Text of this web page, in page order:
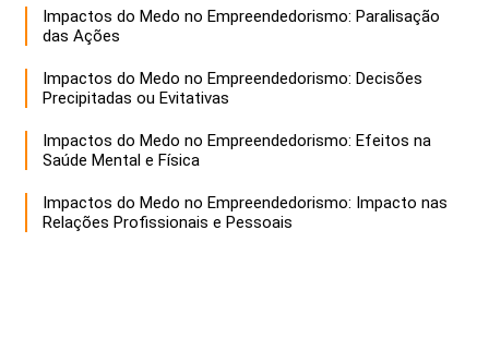
Impactos do Medo no Empreendedorismo: Paralisação
das Ações
Impactos do Medo no Empreendedorismo: Decisões
Precipitadas ou Evitativas
Impactos do Medo no Empreendedorismo: Efeitos na
Saúde Mental e Física
Impactos do Medo no Empreendedorismo: Impacto nas
Relações Profissionais e Pessoais